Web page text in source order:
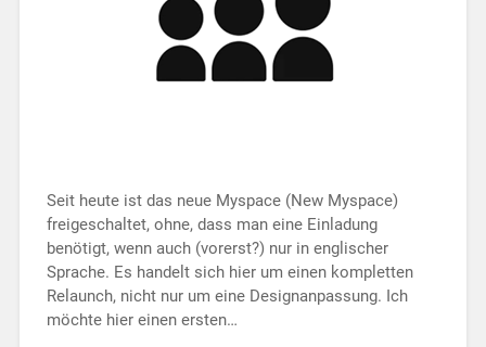
Seit heute ist das neue Myspace (New Myspace)
freigeschaltet, ohne, dass man eine Einladung
benötigt, wenn auch (vorerst?) nur in englischer
Sprache. Es handelt sich hier um einen kompletten
Relaunch, nicht nur um eine Designanpassung. Ich
möchte hier einen ersten…